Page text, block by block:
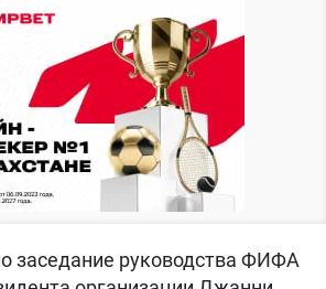
заседание руководства ФИФА